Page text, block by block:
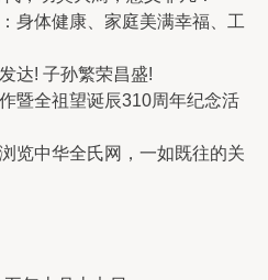
身体健康、家庭美满幸福、工
达! 子孙繁荣昌盛!
暨全祖望诞辰310周年纪念活
览中华全氏网，一如既往的关